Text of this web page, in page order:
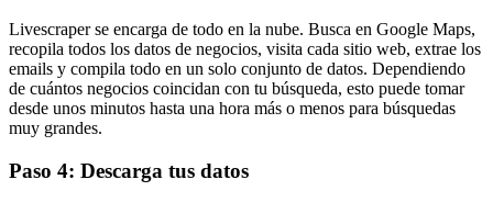
Livescraper se encarga de todo en la nube. Busca en Google Maps,
recopila todos los datos de negocios, visita cada sitio web, extrae los
emails y compila todo en un solo conjunto de datos. Dependiendo
de cuántos negocios coincidan con tu búsqueda, esto puede tomar
desde unos minutos hasta una hora más o menos para búsquedas
muy grandes.
Paso 4: Descarga tus datos